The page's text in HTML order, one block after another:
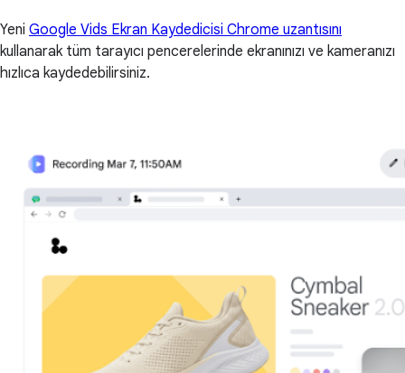
Yeni Google Vids Ekran Kaydedicisi Chrome uzantısını
kullanarak tüm tarayıcı pencerelerinde ekranınızı ve kameranızı
hızlıca kaydedebilirsiniz.